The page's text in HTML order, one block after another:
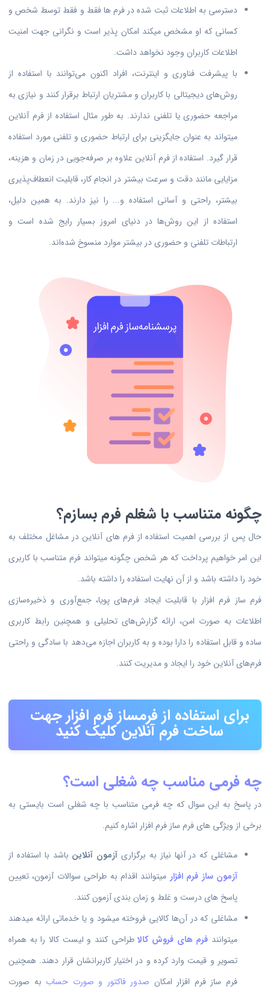
دسترسی به اطلاعات ثبت شده در فرم ها فقط و فقط توسط شخص و
کسانی که او مشخص میکند امکان پذیر است و نگرانی جهت امنیت
اطلاعات کاربران وجود نخواهد داشت.
با پیشرفت فناوری و اینترنت، افراد اکنون می‌توانند با استفاده از
روش‌های دیجیتالی با کاربران و مشتریان ارتباط برقرار کنند و نیازی به
مراجعه حضوری یا تلفنی ندارند. به طور مثال استفاده از فرم آنلاین
میتواند به عنوان جایگزینی برای ارتباط حضوری و تلفنی مورد استفاده
قرار گیرد. استفاده از فرم آنلاین علاوه بر صرفه‌جویی در زمان و هزینه،
مزایایی مانند دقت و سرعت بیشتر در انجام کار، قابلیت انعطاف‌پذیری
بیشتر، راحتی و آسانی استفاده و... را نیز دارند. به همین دلیل،
استفاده از این روش‌ها در دنیای امروز بسیار رایج شده است و
ارتباطات تلفنی و حضوری در بیشتر موارد منسوخ شده‌اند.
چگونه متناسب با شغلم فرم بسازم؟
حال پس از بررسی اهمیت استفاده از فرم های آنلاین در مشاغل مختلف به
این امر خواهیم پرداخت که هر شخص چگونه میتواند فرم متناسب با کاربری
خود را داشته باشد و از آن نهایت استفاده را داشته باشد.
فرم ساز فرم افزار با قابلیت ایجاد فرم‌های پویا، جمع‌آوری و ذخیره‌سازی
اطلاعات به صورت امن، ارائه گزارش‌های تحلیلی و همچنین رابط کاربری
ساده و قابل استفاده را دارا بوده و به کاربران اجازه می‌دهد با سادگی و راحتی
فرم‌های آنلاین خود را ایجاد و مدیریت کنند.
برای استفاده از فرمساز فرم افزار جهت
ساخت فرم آنلاین کلیک کنید
چه فرمی مناسب چه شغلی است؟
در پاسخ به این سوال که چه فرمی متناسب با چه شغلی است بایستی به
برخی از ویژگی های فرم ساز فرم افزار اشاره کنیم.
مشاغلی که در آنها نیاز به برگزاری آزمون آنلاین باشد با استفاده از
آزمون ساز فرم افزار میتوانند اقدام به طراحی سوالات آزمون، تعیین
پاسخ های درست و غلط و زمان بندی آزمون کنند.
مشاغلی که در آن‌ها کالایی فروخته میشود و یا خدماتی ارائه میدهند
میتوانند فرم های فروش کالاطراحی کنند و لیست کالا را به همراه
تصویر و قیمت وارد کرده و در اختیار کاربرانشان قرار دهند. همچنین
فرم ساز فرم افزار امکان صدور فاکتور و صورت حساب به صورت